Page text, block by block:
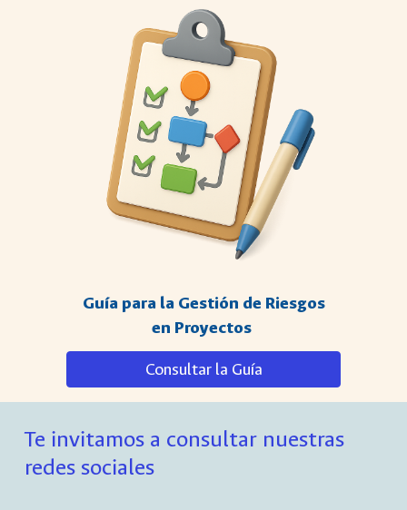
Guía para la Gestión de Riesgos
en Proyectos
Consultar la Guía
Te invitamos a consultar nuestras
redes sociales